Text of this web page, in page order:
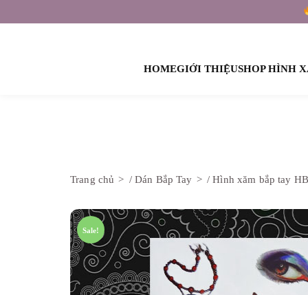
HOMEGIỚI THIỆUSHOP HÌNH
Trang chủ / Dán Bắp Tay / Hình xăm bắp tay
Sale!